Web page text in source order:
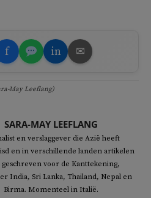
f in ✉
May Leeflang)
SARA-MAY LEEFLANG
en verslaggever die Azië heeft
en in verschillende landen artikelen
voor de Kanttekening,
India, Sri Lanka, Thailand, Nepal en
Birma. Momenteel in Italië.